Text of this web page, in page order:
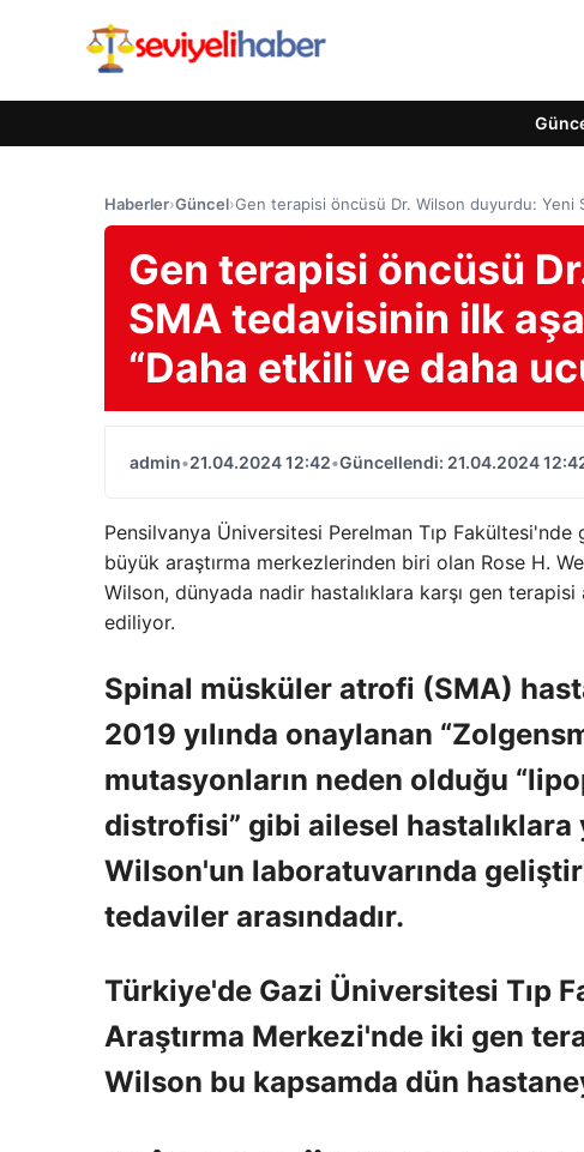
Haberler›Güncel›Gen terapisi öncüsü Dr. Wilson duyurdu: Yeni
Gen terapisi öncüsü
SMA tedavisinin ilk
“Daha etkili ve daha
admin•21.04.2024 12:42•Güncellendi: 21.04.2024
Pensilvanya Üniversitesi Perelman Tıp
büyük araştırma merkezlerinden biri olan Rose H.
Wilson, dünyada nadir hastalıklara karşı gen
ediliyor.
Spinal müsküler atrofi (SMA)
2019 yılında onaylanan
mutasyonların neden olduğu
distrofisi” gibi ailesel
Wilson'un laboratuvarında
tedaviler arasındadır.
Türkiye'de Gazi Üniversitesi Tıp
Araştırma Merkezi'nde iki gen
Wilson bu kapsamda dün